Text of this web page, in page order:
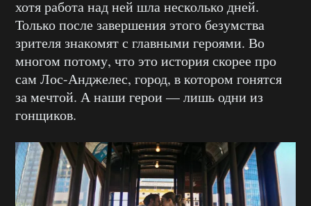
хотя работа над ней шла несколько дней.
Только после завершения этого безумства
зрителя знакомят с главными героями. Во
многом потому, что это история скорее про
сам Лос-Анджелес, город, в котором гонятся
за мечтой. А наши герои — лишь одни из
гонщиков.